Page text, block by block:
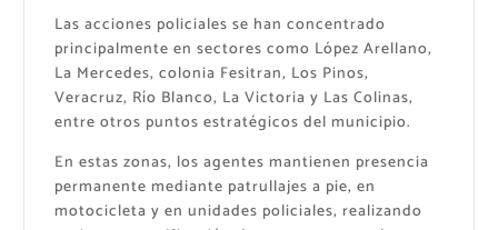
Las acciones policiales se han concentrado
principalmente en sectores como López Arellano,
La Mercedes, colonia Fesitran, Los Pinos,
Veracruz, Río Blanco, La Victoria y Las Colinas,
entre otros puntos estratégicos del municipio.
En estas zonas, los agentes mantienen presencia
permanente mediante patrullajes a pie, en
motocicleta y en unidades policiales, realizando